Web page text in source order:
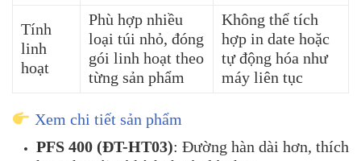
Tính
linh
hoạt
Phù hợp nhiều
loại túi nhỏ, đóng
gói linh hoạt theo
từng sản phẩm
Không thể tích
hợp in date hoặc
tự động hóa như
máy liên tục
Xem chi tiết sản phẩm
PFS 400 (ĐT-HT03): Đường hàn dài hơn, thích